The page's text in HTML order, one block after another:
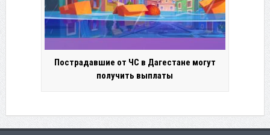
Пострадавшие от ЧС в Дагестане могут
получить выплаты